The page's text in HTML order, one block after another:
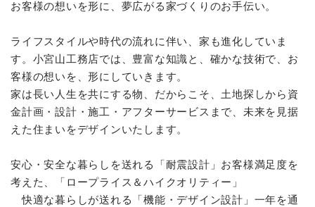
お客様の想いを形に、夢広がる家づくりのお手伝い。
ライフスタイルや時代の流れに伴い、家も進化していま
す。小宮山工務店では、豊富な知識と、確かな技術で、お
客様の想いを、形にしていきます。
家は長い人生を共にする物、だからこそ、土地探しから資
金計画・設計・施工・アフターサービスまで、未来を見据
えた住まいをデザインいたします。
安心・安全な暮らしを送れる「耐震設計」お客様満足度を
考えた、「ロープライス＆ハイクオリティー」
快適な暮らしが送れる「機能・デザイン設計」一年を通